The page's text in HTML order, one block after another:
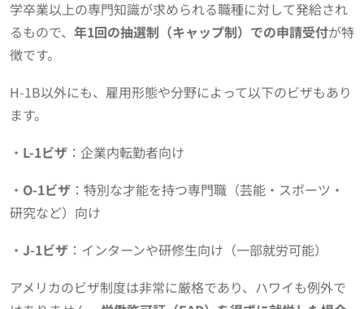
学卒業以上の専門知識が求められる職種に対して発給され
るもので、 年1回の抽選制（キャップ制）での申請受付が特
徴です。
H-1B以外にも、雇用形態や分野によって以下のビザもあり
ます。
・ L-1ビザ ：企業内転勤者向け
・ O-1ビザ ：特別な才能を持つ専門職（芸能・スポーツ・
研究など）向け
・ J-1ビザ ：インターンや研修生向け（一部就労可能）
アメリカのビザ制度は非常に厳格であり、ハワイも例外で